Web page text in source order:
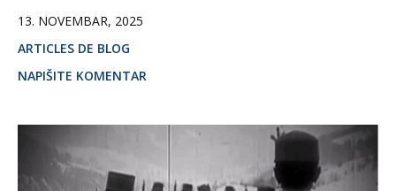
13. NOVEMBAR, 2025
ARTICLES DE BLOG
NAPIŠITE KOMENTAR